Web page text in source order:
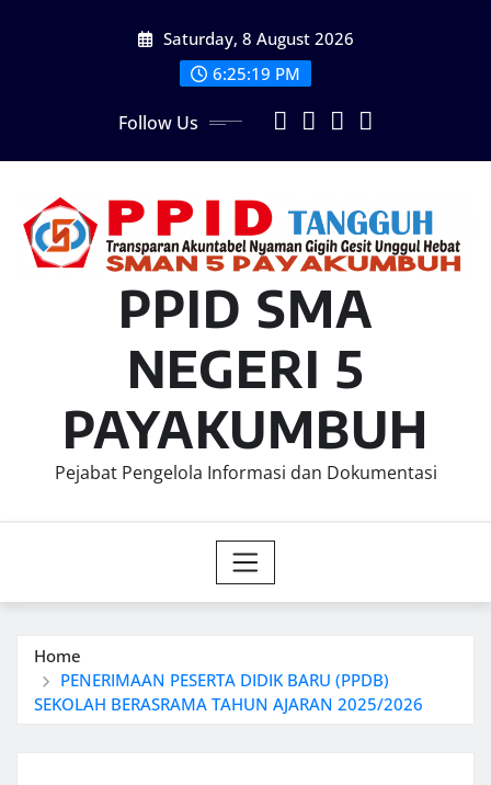
Saturday, 8 August 2026
6:25:20 PM
Follow Us
PPID SMA
NEGERI 5
PAYAKUMBUH
Pejabat Pengelola Informasi dan Dokumentasi
Home
PENERIMAAN PESERTA DIDIK BARU (PPDB)
SEKOLAH BERASRAMA TAHUN AJARAN 2025/2026